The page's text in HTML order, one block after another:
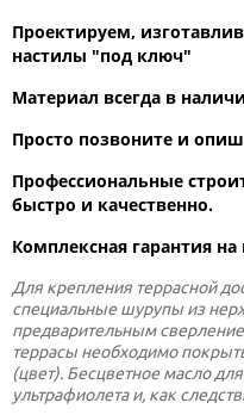
Проектируем,
настилы "под ключ"
Материал всегда в
Просто позвоните и
Профессиональные
быстро и качественно.
Комплексная гарантия
Для крепления террасной
специальные шурупы из
предварительным
террасы необходимо
(цвет). Бесцветное масло
ультрафиолета и, как